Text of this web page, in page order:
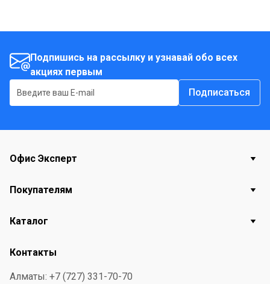
Подпишись на рассылку и узнавай обо всех
акциях первым
Подписаться
Офис Эксперт
Покупателям
Каталог
Контакты
Алматы: +7 (727) 331-70-70